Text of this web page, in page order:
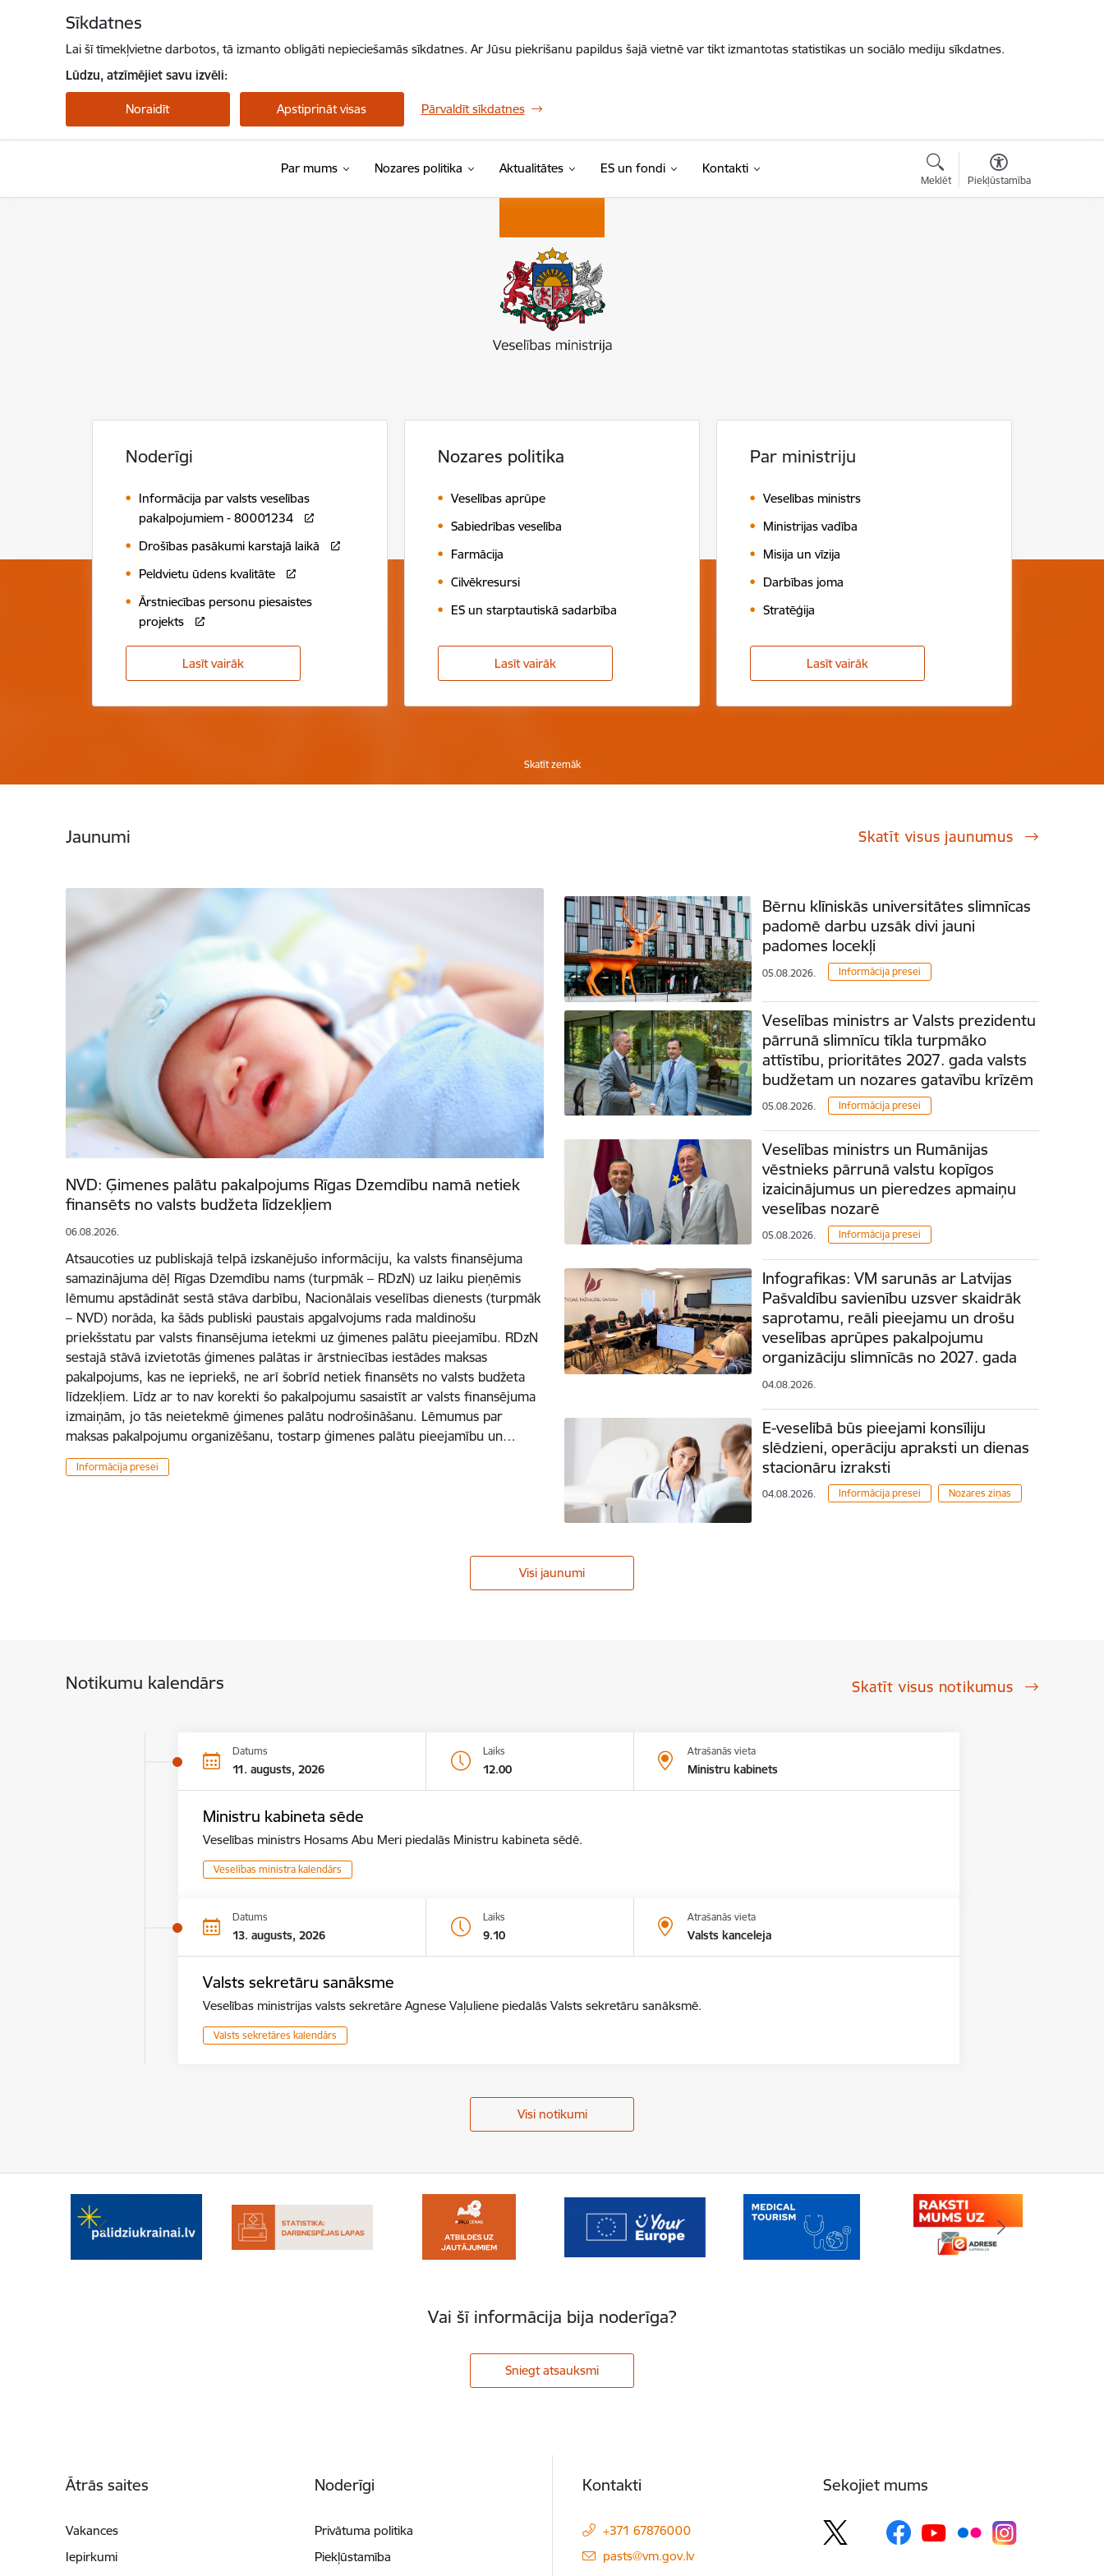
Sīkdatnes
Lai šī tīmekļvietne darbotos, tā izmanto obligāti nepieciešamās sīkdatnes. Ar Jūsu piekrišanu papildus šajā vietnē var tikt izmantotas statistikas un sociālo mediju sīkdatnes.
Lūdzu, atzīmējiet savu izvēli:
Noraidīt Apstiprināt visas Pārvaldīt sīkdatnes
Par mums Nozares politika Aktualitātes ES un fondi Kontakti
Meklēt Piekļūstamība
Noderīgi
Informācija par valsts veselības
pakalpojumiem - 80001234
Drošības pasākumi karstajā laikā
Peldvietu ūdens kvalitāte
Ārstniecības personu piesaistes
projekts
Lasīt vairāk
Nozares politika
Veselības aprūpe
Sabiedrības veselība
Farmācija
Cilvēkresursi
ES un starptautiskā sadarbība
Lasīt vairāk
Par ministriju
Veselības ministrs
Ministrijas vadība
Misija un vīzija
Darbības joma
Stratēģija
Lasīt vairāk
Skatīt zemāk
Jaunumi Skatīt visus jaunumus
NVD: Ģimenes palātu pakalpojums Rīgas Dzemdību namā netiek
finansēts no valsts budžeta līdzekļiem
06.08.2026.
Atsaucoties uz publiskajā telpā izskanējušo informāciju, ka valsts finansējuma
samazinājuma dēļ Rīgas Dzemdību nams (turpmāk – RDzN) uz laiku pieņēmis
lēmumu apstādināt sestā stāva darbību, Nacionālais veselības dienests (turpmāk
– NVD) norāda, ka šāds publiski paustais apgalvojums rada maldinošu
priekšstatu par valsts finansējuma ietekmi uz ģimenes palātu pieejamību. RDzN
sestajā stāvā izvietotās ģimenes palātas ir ārstniecības iestādes maksas
pakalpojums, kas ne iepriekš, ne arī šobrīd netiek finansēts no valsts budžeta
līdzekļiem. Līdz ar to nav korekti šo pakalpojumu sasaistīt ar valsts finansējuma
izmaiņām, jo tās neietekmē ģimenes palātu nodrošināšanu. Lēmumus par
maksas pakalpojumu organizēšanu, tostarp ģimenes palātu pieejamību un…
Informācija presei
Bērnu klīniskās universitātes slimnīcas
padomē darbu uzsāk divi jauni
padomes locekļi
05.08.2026. Informācija presei
Veselības ministrs ar Valsts prezidentu
pārrunā slimnīcu tīkla turpmāko
attīstību, prioritātes 2027. gada valsts
budžetam un nozares gatavību krīzēm
05.08.2026. Informācija presei
Veselības ministrs un Rumānijas
vēstnieks pārrunā valstu kopīgos
izaicinājumus un pieredzes apmaiņu
veselības nozarē
05.08.2026. Informācija presei
Infografikas: VM sarunās ar Latvijas
Pašvaldību savienību uzsver skaidrāk
saprotamu, reāli pieejamu un drošu
veselības aprūpes pakalpojumu
organizāciju slimnīcās no 2027. gada
04.08.2026.
E-veselībā būs pieejami konsīliju
slēdzieni, operāciju apraksti un dienas
stacionāru izraksti
04.08.2026. Informācija presei Nozares ziņas
Visi jaunumi
Notikumu kalendārs Skatīt visus notikumus
Datums
11. augusts, 2026
Laiks
12.00
Atrašanās vieta
Ministru kabinets
Ministru kabineta sēde
Veselības ministrs Hosams Abu Meri piedalās Ministru kabineta sēdē.
Veselības ministra kalendārs
Datums
13. augusts, 2026
Laiks
9.10
Atrašanās vieta
Valsts kanceleja
Valsts sekretāru sanāksme
Veselības ministrijas valsts sekretāre Agnese Vaļuliene piedalās Valsts sekretāru sanāksmē.
Valsts sekretāres kalendārs
Visi notikumi
Vai šī informācija bija noderīga?
Sniegt atsauksmi
Ātrās saites
Vakances
Iepirkumi
Noderīgi
Privātuma politika
Piekļūstamība
Kontakti
+371 67876000
E-pasts:
pasts@vm.gov.lv
Sekojiet mums